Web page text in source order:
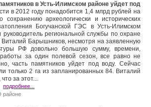
в Усть-Илимском районе уйдет под
в 2012 году понадобится 1,4 млрд рублей на
сохранению археологически и исторических
Богучанской ГЭС в Усть-Илимском
региональной службы по охране
Виталий Барышников, несмотря на заявленную
РФ довольно большую сумму, времени,
за один полевой сезон, все равно не
часть памятников уйдет под воду. Сейчас
только 2 га из запланированных 84. Виталий
за этот...
подробнее...
районе